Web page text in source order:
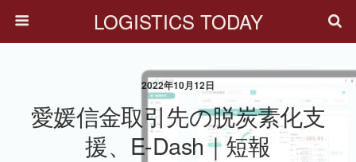
LOGISTICS TODAY
2022年10月12日
愛媛信金取引先の脱炭素化支
援、e-Dash｜短報